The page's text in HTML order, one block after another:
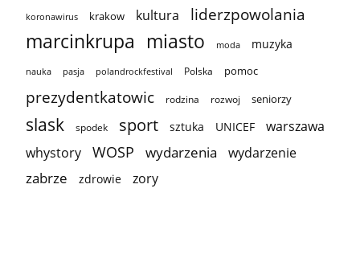
koronawirus krakow kultura liderzpowolania
marcinkrupa miasto moda muzyka
nauka pasja polandrockfestival Polska pomoc
prezydentkatowic rodzina rozwoj seniorzy
slask spodek sport sztuka UNICEF
warszawa
whystory
WOSP wydarzenia wydarzenie
zabrze zdrowie zory